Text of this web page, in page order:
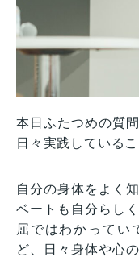
本日ふたつめの質
日々実践しているこ
自分の身体をよく
ベートも自分らし
屈ではわかって
ど、日々身体や心